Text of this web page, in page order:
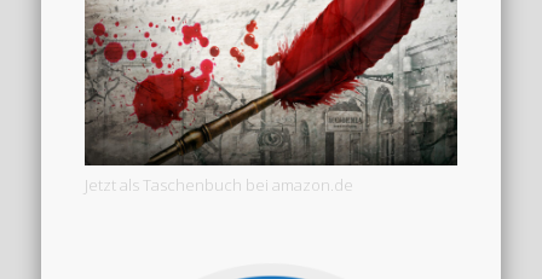
Jetzt als Taschenbuch bei amazon.de